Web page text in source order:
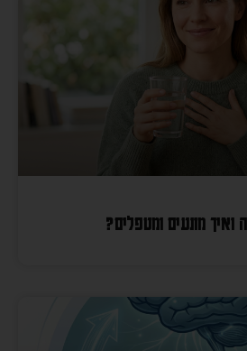
מונעים ומטפלים?